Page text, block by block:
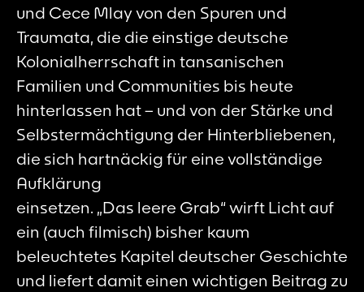
und Cece Mlay von den Spuren und
Traumata, die die einstige deutsche
Kolonialherrschaft in tansanischen
Familien und Communities bis heute
hinterlassen hat – und von der Stärke und
Selbstermächtigung der Hinterbliebenen,
die sich hartnäckig für eine vollständige
Aufklärung
einsetzen. „Das leere Grab“ wirft Licht auf
ein (auch filmisch) bisher kaum
beleuchtetes Kapitel deutscher Geschichte
und liefert damit einen wichtigen Beitrag zu